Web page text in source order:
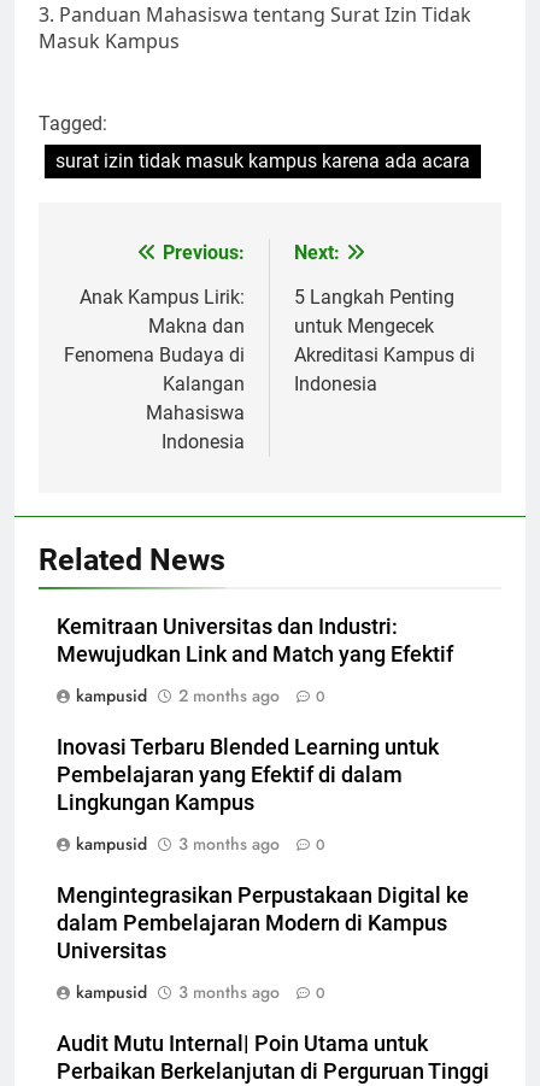
3. Panduan Mahasiswa tentang Surat Izin Tidak
Masuk Kampus
Tagged:
surat izin tidak masuk kampus karena ada acara
navigation
Previous:
Anak Kampus Lirik:
Makna dan
Fenomena Budaya di
Kalangan
Mahasiswa
Indonesia
Next:
5 Langkah Penting
untuk Mengecek
Akreditasi Kampus di
Indonesia
Related News
Kemitraan Universitas dan Industri:
Mewujudkan Link and Match yang Efektif
kampusid
2 months ago 0
Inovasi Terbaru Blended Learning untuk
Pembelajaran yang Efektif di dalam
Lingkungan Kampus
kampusid
3 months ago 0
Mengintegrasikan Perpustakaan Digital ke
dalam Pembelajaran Modern di Kampus
Universitas
kampusid
3 months ago 0
Audit Mutu Internal| Poin Utama untuk
Perbaikan Berkelanjutan di Perguruan Tinggi